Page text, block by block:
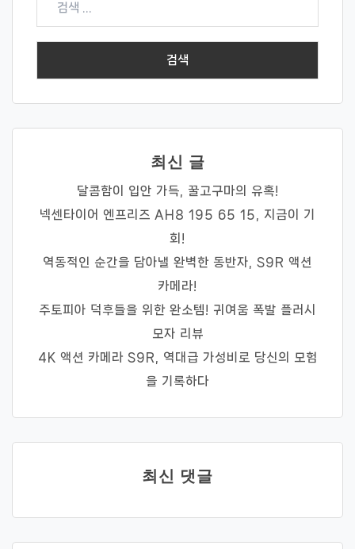
최신 글
달콤함이 입안 가득, 꿀고구마의 유혹!
넥센타이어 엔프리즈 AH8 195 65 15, 지금이 기
회!
역동적인 순간을 담아낼 완벽한 동반자, S9R 액션
카메라!
주토피아 덕후들을 위한 완소템! 귀여움 폭발 플러시
모자 리뷰
4K 액션 카메라 S9R, 역대급 가성비로 당신의 모험
을 기록하다
최신 댓글